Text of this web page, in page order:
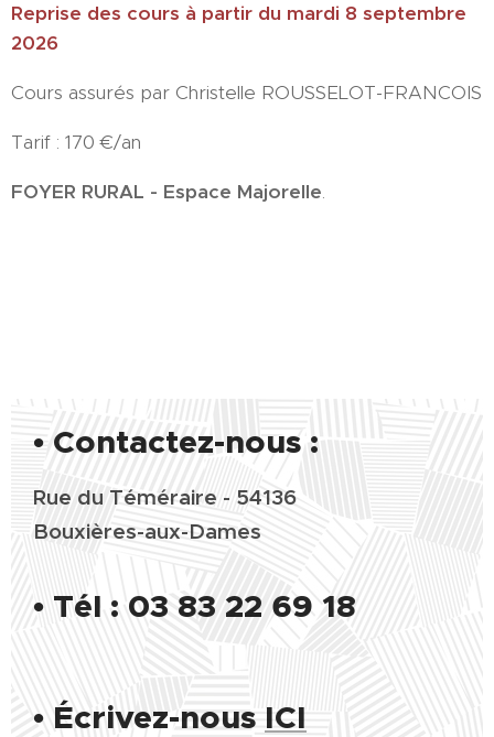
Reprise des cours à partir du mardi 8 septembre
2026
Cours assurés par Christelle ROUSSELOT-FRANCOIS
Tarif : 170 €/an
FOYER RURAL - Espace Majorelle.
• Contactez-nous :
Rue du Téméraire - 54136
Bouxières-aux-Dames
• Tél : 03 83 22 69 18
• Écrivez-nous ICI